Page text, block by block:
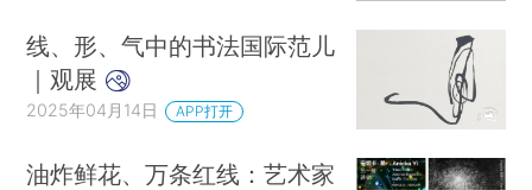
线、形、气中的书法国际范儿
｜观展
2025年04月14日 APP打开
油炸鲜花、万条红线：艺术家